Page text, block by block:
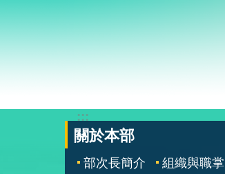
:::
關於本部
部次長簡介 組織與職掌